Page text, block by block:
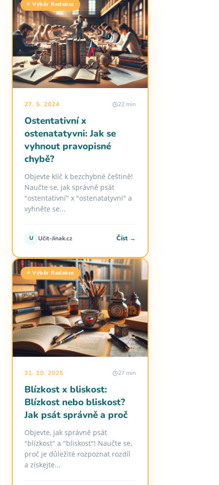
⭐ Výběr Redakce
27. 5. 2024 22 min
Ostentativní x
ostenatatyvni: Jak se
vyhnout pravopisné
chybě?
Objevte klíč k bezchybné češtině!
Naučte se, jak správně psát
"ostentativní" x "ostenatatyvni" a
vyhněte se...
U Učit-Jinak.cz Číst →
⭐ Výběr Redakce
31. 10. 2025 27 min
Blízkost x bliskost:
Blízkost nebo bliskost?
Jak psát správně a proč
Objevte, jak správně psát
"blízkost" a "bliskost"! Naučte se,
proč je důležité rozpoznat rozdíl
a získejte...